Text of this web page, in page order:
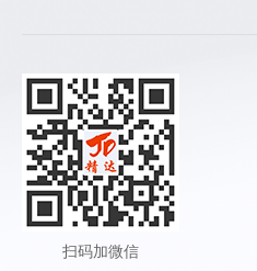
扫码加微信